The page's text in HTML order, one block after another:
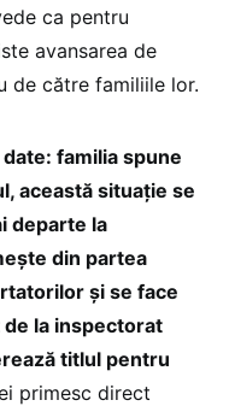
ca pentru
avansarea de
de către familiile lor.
familia spune
această situație se
departe la
din partea
și se face
la inspectorat
titlul pentru
primesc direct